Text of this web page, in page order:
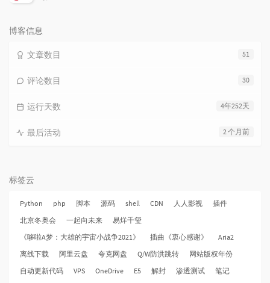
博客信息
51
文章数目
30
评论数目
4年252天
运行天数
2 个月前
最后活动
标签云
Python php 脚本 源码 shell CDN 人人影视
插件
北京冬奥会
一起向未来
易烊千玺
《哆啦A梦：大雄的宇宙小战争2021》
插曲《衷心感谢》
Aria2
离线下载
阿里云盘 夸克网盘 Q/W防洪跳转
网站版权年份
自动更新代码
VPS OneDrive E5 解封 渗透测试
笔记